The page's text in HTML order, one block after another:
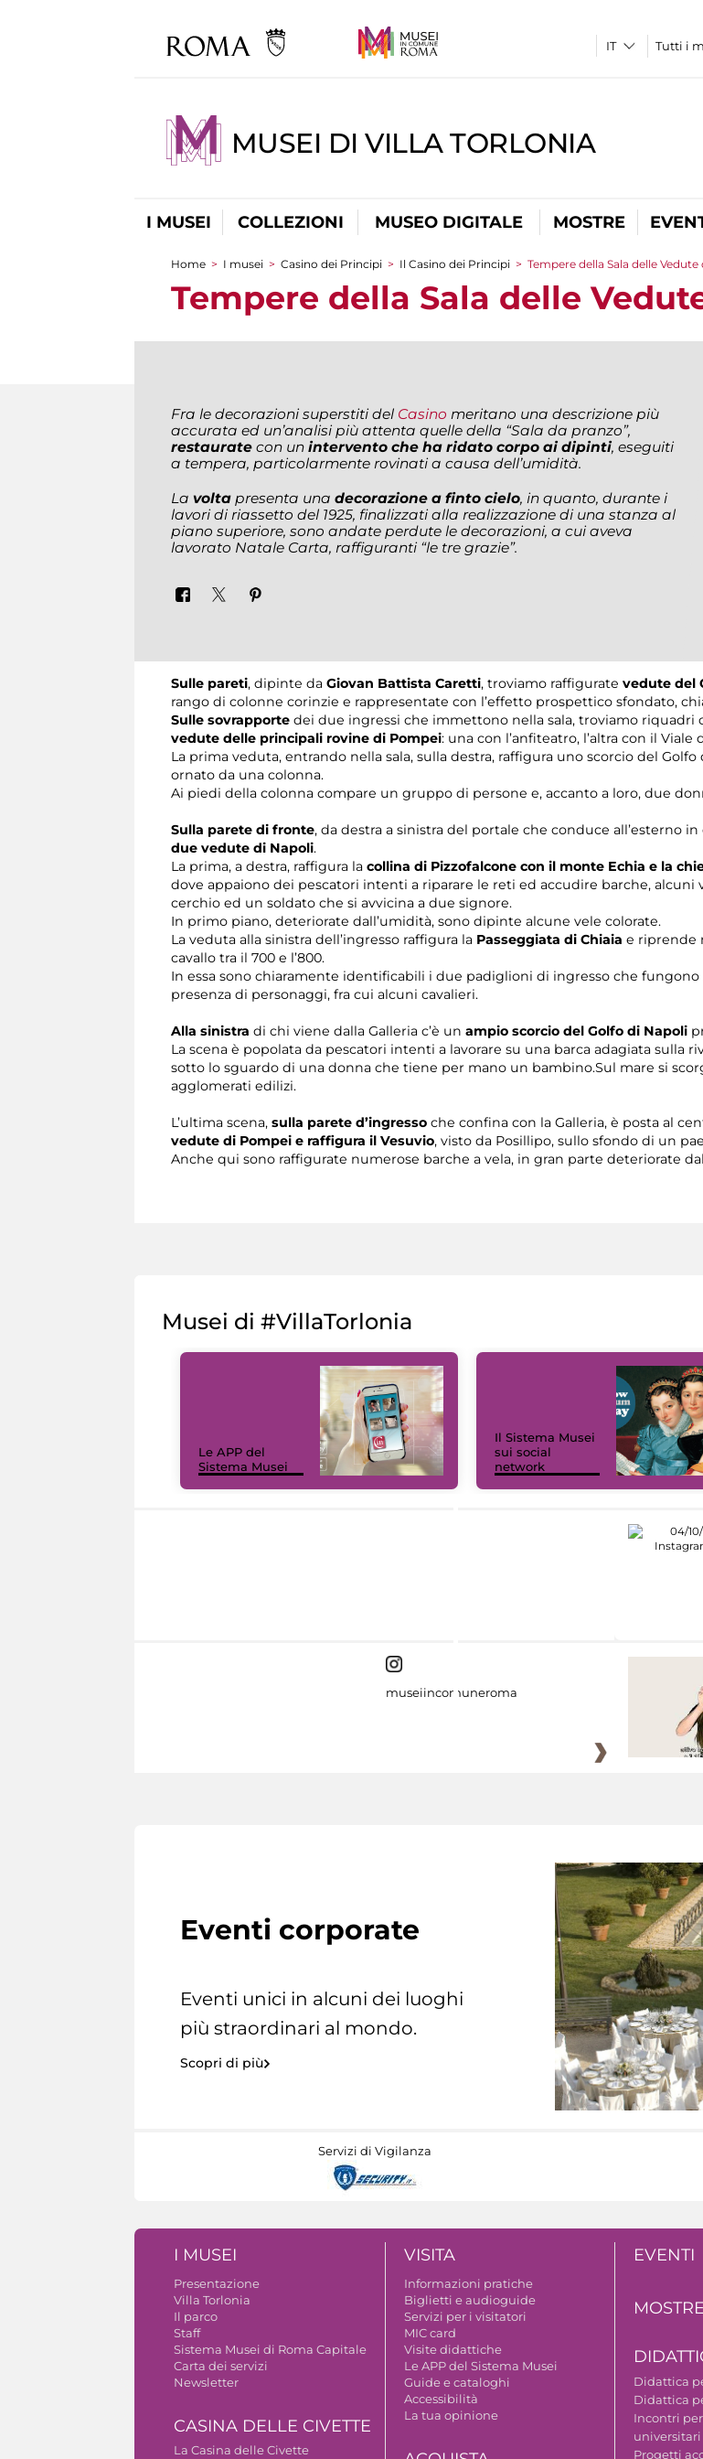
Tutti i
MUSEI DI VILLA TORLONIA
I MUSEI COLLEZIONI MUSEO DIGITALE MOSTRE
Tu sei qui
Home > I musei > Casino dei Principi > Il Casino dei Principi > Tempere della Sala delle
Tempere della Sala delle
Fra le decorazioni superstiti del Casino meritano una descrizione più
accurata ed un’analisi più attenta quelle della “Sala da pranzo”,
restaurate con un intervento che ha ridato corpo ai dipinti, eseguiti
a tempera, particolarmente rovinati a causa dell’umidità.
La volta presenta una decorazione a finto cielo, in quanto, durante i
lavori di riassetto del 1925, finalizzati alla realizzazione di una stanza al
piano superiore, sono andate perdute le decorazioni, a cui aveva
lavorato Natale Carta, raffiguranti “le tre grazie”.
Sulle pareti, dipinte da Giovan Battista Caretti, troviamo raffigurate vedute del
rango di colonne corinzie e rappresentate con l’effetto prospettico sfondato,
Sulle sovrapporte dei due ingressi che immettono nella sala, troviamo riquadri
vedute delle principali rovine di Pompei: una con l’anfiteatro, l’altra con il Viale
La prima veduta, entrando nella sala, sulla destra, raffigura uno scorcio del
ornato da una colonna.
Ai piedi della colonna compare un gruppo di persone e, accanto a loro, due
Sulla parete di fronte, da destra a sinistra del portale che conduce all’esterno
due vedute di Napoli.
La prima, a destra, raffigura la collina di Pizzofalcone con il monte Echia e la
dove appaiono dei pescatori intenti a riparare le reti ed accudire barche,
cerchio ed un soldato che si avvicina a due signore.
In primo piano, deteriorate dall’umidità, sono dipinte alcune vele colorate.
La veduta alla sinistra dell’ingresso raffigura la Passeggiata di Chiaia e riprende
cavallo tra il 700 e l’800.
In essa sono chiaramente identificabili i due padiglioni di ingresso che fungono
presenza di personaggi, fra cui alcuni cavalieri.
Alla sinistra di chi viene dalla Galleria c’è un ampio scorcio del Golfo di Napoli
La scena è popolata da pescatori intenti a lavorare su una barca adagiata sulla
sotto lo sguardo di una donna che tiene per mano un bambino.Sul mare si
agglomerati edilizi.
L’ultima scena, sulla parete d’ingresso che confina con la Galleria, è posta al
vedute di Pompei e raffigura il Vesuvio, visto da Posillipo, sullo sfondo di un
Anche qui sono raffigurate numerose barche a vela, in gran parte deteriorate
Musei di #VillaTorlonia
Le APP del
Sistema Musei
Il Sistema Musei
sui social
network
museiincomuneroma
Eventi corporate
Eventi unici in alcuni dei luoghi
più straordinari al mondo.
Scopri di più
Servizi di Vigilanza
I MUSEI
Presentazione
Villa Torlonia
Il parco
Staff
Sistema Musei di Roma Capitale
Carta dei servizi
Newsletter
CASINA DELLE CIVETTE
La Casina delle Civette
VISITA
Informazioni pratiche
Biglietti e audioguide
Servizi per i visitatori
MIC card
Visite didattiche
Le APP del Sistema Musei
Guide e cataloghi
Accessibilità
La tua opinione
EVENTI
MOSTRE
Didattica
Didattica
Incontri
universitari
Progetti